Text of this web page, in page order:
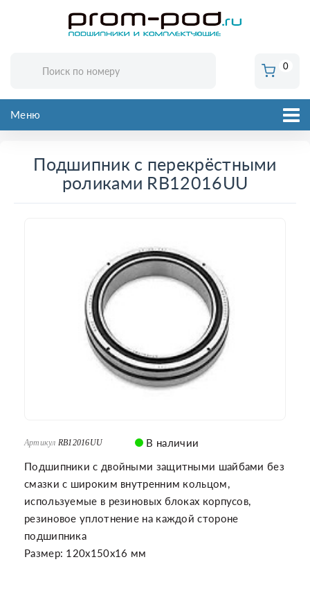
0
Меню
Подшипник с перекрёстными
роликами RB12016UU
Артикул RB12016UU
В наличии
Подшипники с двойными защитными шайбами без
смазки с широким внутренним кольцом,
используемые в резиновых блоках корпусов,
резиновое уплотнение на каждой стороне
подшипника
Размер: 120x150x16 мм